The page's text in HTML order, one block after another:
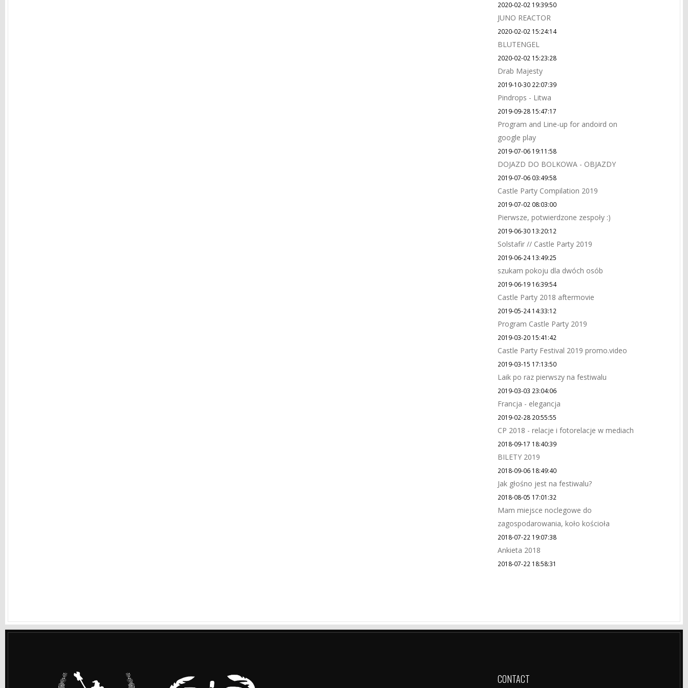
2020-02-02 19:39:50
JUNO REACTOR
2020-02-02 15:24:14
BLUTENGEL
2020-02-02 15:23:28
Drab Majesty
2019-10-30 22:07:39
Pindrops - Litwa
2019-09-28 15:47:17
Program and Line-up for andoird on
google play
2019-07-06 19:11:58
DOJAZD DO BOLKOWA - OBJAZDY
2019-07-06 03:49:58
Castle Party Compilation 2019
2019-07-02 08:03:00
Pierwsze, potwierdzone zespoły :)
2019-06-30 13:20:12
Solstafir // Castle Party 2019
2019-06-24 13:49:25
szukam pokoju dla dwóch osób
2019-06-19 16:39:54
Castle Party 2018 aftermovie
2019-05-24 14:33:12
Program Castle Party 2019
2019-03-20 15:41:42
Castle Party Festival 2019 promo.video
2019-03-15 17:13:50
Laik po raz pierwszy na festiwalu
2019-03-03 23:04:06
Francja - elegancja
2019-02-28 20:55:55
CP 2018 - relacje i fotorelacje w mediach
2018-09-17 18:40:39
BILETY 2019
2018-09-06 18:49:40
Jak głośno jest na festiwalu?
2018-08-05 17:01:32
Mam miejsce noclegowe do
zagospodarowania, koło kościoła
2018-07-22 19:07:38
Ankieta 2018
2018-07-22 18:58:31
CONTACT